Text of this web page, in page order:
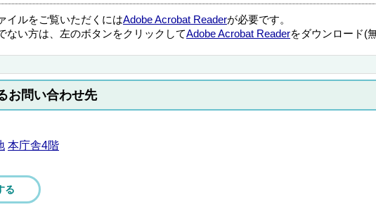
イルをご覧いただくにはAdobe Acrobat Readerが必要です。
ない方は、左のボタンをクリックしてAdobe Acrobat Readerをダウンロード(
お問い合わせ先
本庁舎4階
る